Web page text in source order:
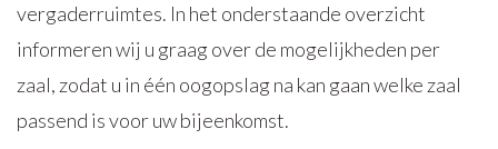
vergaderruimtes. In het onderstaande overzicht
informeren wij u graag over de mogelijkheden per
zaal, zodat u in één oogopslag na kan gaan welke zaal
passend is voor uw bijeenkomst.